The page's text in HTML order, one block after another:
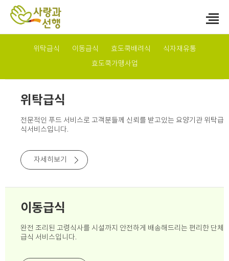
위탁급식 이동급식 효도쿡배려식
식자재유통
효도쿡가맹사업
위탁급식
전문적인 푸드 서비스로 고객분들께 신뢰를 받고있는 요양기관 위탁급
식서비스입니다.
자세히보기
이동급식
완전 조리된 고령식사를 시설까지 안전하게 배송해드리는 편리한 단체
급식 서비스입니다.